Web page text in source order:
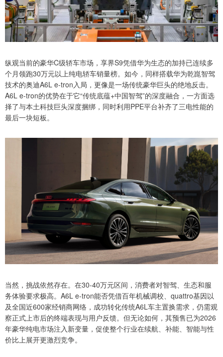
纵观当前的豪华C级轿车市场，享界S9凭借华为生态的加持已连续多
个月领跑30万元以上纯电轿车销量榜。如今，同样搭载华为乾崑智驾
技术的奥迪A6L e-tron入局，更像是一场传统豪华巨头的绝地反击。
A6L e-tron的优势在于它“传统底蕴+中国智驾”的深度融合，一方面选
择了与本土科技巨头深度捆绑，同时利用PPE平台补齐了三电性能的
最后一块短板。
当然，挑战依然存在。在30-40万元区间，消费者对智驾、生态和服
务体验要求极高。A6L e-tron能否凭借百年机械调校、quattro基因以
及全国近600家经销商网络，成功转化传统A6L车主置换需求，仍需观
察正式上市后的终端表现与用户反馈。但无论如何，其预售已为2026
年豪华纯电市场注入新变量，促使整个行业在续航、补能、智能与性
价比上展开更激烈竞争。